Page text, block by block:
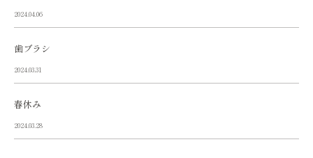
2024.04.06
歯ブラシ
2024.03.31
春休み
2024.03.28